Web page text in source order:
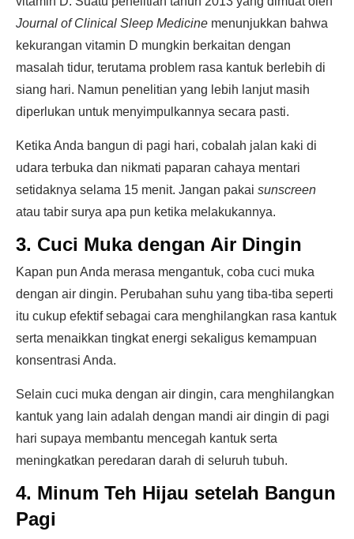
Journal of Clinical Sleep Medicine menunjukkan bahwa
kekurangan vitamin D mungkin berkaitan dengan
masalah tidur, terutama problem rasa kantuk berlebih di
siang hari. Namun penelitian yang lebih lanjut masih
diperlukan untuk menyimpulkannya secara pasti.
Ketika Anda bangun di pagi hari, cobalah jalan kaki di
udara terbuka dan nikmati paparan cahaya mentari
setidaknya selama 15 menit. Jangan pakai sunscreen
atau tabir surya apa pun ketika melakukannya.
3. Cuci Muka dengan Air Dingin
Kapan pun Anda merasa mengantuk, coba cuci muka
dengan air dingin. Perubahan suhu yang tiba-tiba seperti
itu cukup efektif sebagai cara menghilangkan rasa kantuk
serta menaikkan tingkat energi sekaligus kemampuan
konsentrasi Anda.
Selain cuci muka dengan air dingin, cara menghilangkan
kantuk yang lain adalah dengan mandi air dingin di pagi
hari supaya membantu mencegah kantuk serta
meningkatkan peredaran darah di seluruh tubuh.
4. Minum Teh Hijau setelah Bangun
Pagi